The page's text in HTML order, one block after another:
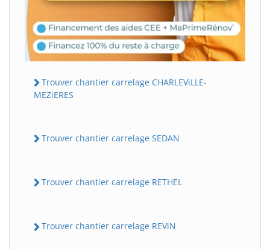
Trouver chantier carrelage CHARLEViLLE-
MEZiERES
Trouver chantier carrelage SEDAN
Trouver chantier carrelage RETHEL
Trouver chantier carrelage REViN